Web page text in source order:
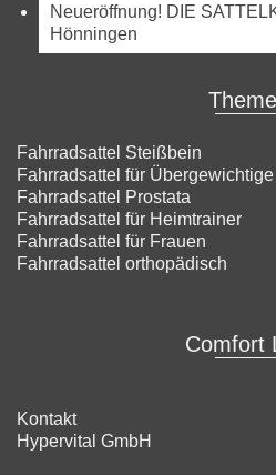
Neueröffnung! DIE
Hönningen
Fahrradsattel Steißbein
Fahrradsattel für Übergewichtige
Fahrradsattel Prostata
Fahrradsattel für Heimtrainer
Fahrradsattel für Frauen
Fahrradsattel orthopädisch
Comfort
Kontakt
Hypervital GmbH